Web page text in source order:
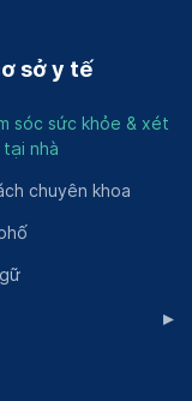
sở y tế
sóc sức khỏe & xét
tại nhà
chuyên khoa
▸